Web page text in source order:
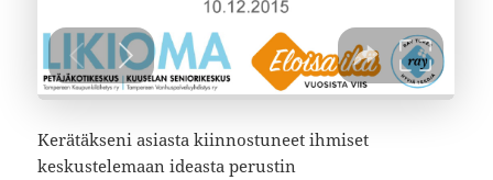
Kerätäkseni asiasta kiinnostuneet ihmiset
keskustelemaan ideasta perustin